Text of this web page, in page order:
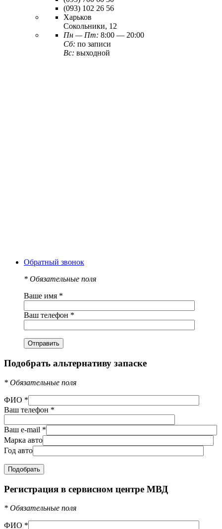
(093) 102 26 56
Харьков
Сокольники, 12
Пн — Пт: 8:00 — 20:00
Сб: по записи
Вс: выходной
Обратный звонок
* Обязательные поля
Ваше имя *
Ваш телефон *
Подобрать альтернативу запаске
* Обязательные поля
ФИО *
Ваш телефон *
Ваш e-mail *
Марка авто
Год авто
Регистрация в сервисном центре МВД
* Обязательные поля
ФИО *